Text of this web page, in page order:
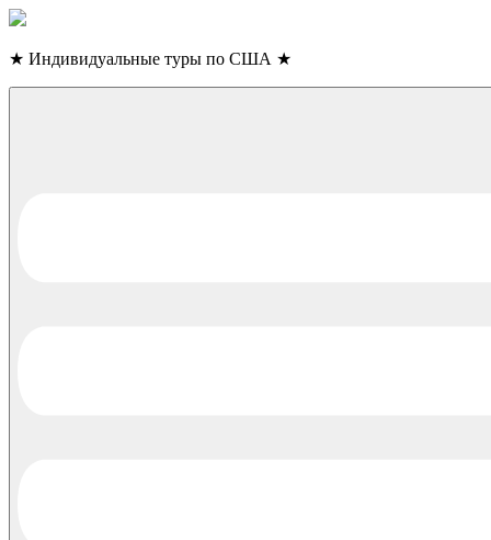
Skip
content
★ Индивидуальные туры по США ★